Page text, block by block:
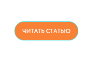
ЧИТАТЬ СТАТЬЮ